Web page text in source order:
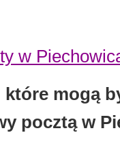
w
mogą
pocztą w